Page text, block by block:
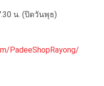
น. (ปิดวันพุธ)
PadeeShopRayong/